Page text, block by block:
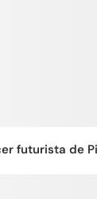
futurista de